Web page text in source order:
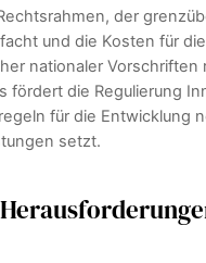
der
und die Kosten für
nationaler Vorschriften
fördert die Regulierung
für die Entwicklung
setzt.